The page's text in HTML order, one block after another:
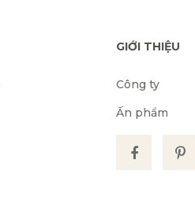
GIỚI THIỆU
Công ty
Ấn phẩm